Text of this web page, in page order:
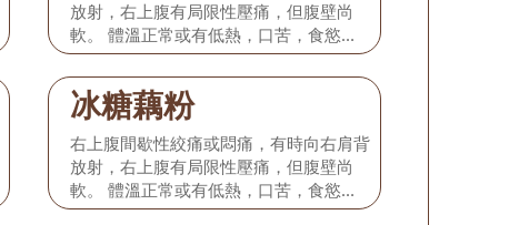
放射，右上腹有局限性壓痛，但腹壁尚
軟。 體溫正常或有低熱，口苦，食慾減
退，或有輕度噁心嘔吐，無黃疸，舌淡
紅，苔微黃，脈弦細或弦緊。 本型相當
於發病初期的膽絞痛或單純性急性膽囊
炎。
冰糖藕粉
右上腹間歇性絞痛或悶痛，有時向右肩背
放射，右上腹有局限性壓痛，但腹壁尚
軟。 體溫正常或有低熱，口苦，食慾減
退，或有輕度噁心嘔吐，無黃疸，舌淡